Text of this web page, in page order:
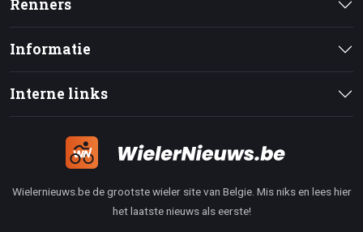
Renners
Informatie
Interne links
Wielernieuws.be de grootste wieler site van Belgie. Mis niks en lees hier
het laatste nieuws als eerste!